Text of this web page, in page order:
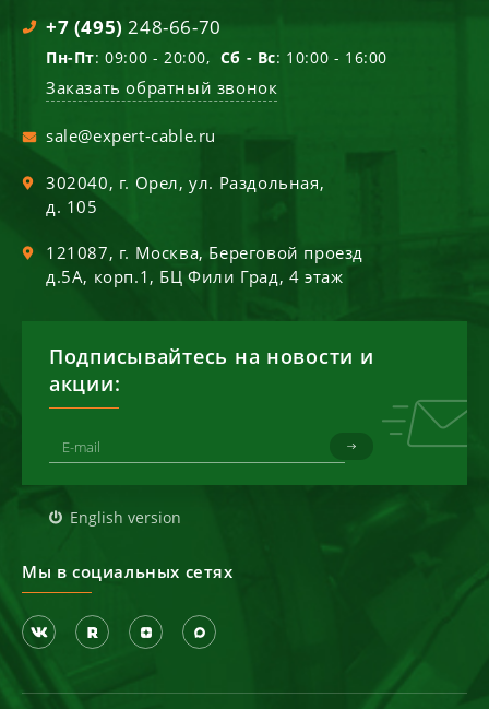
+7 (495) 248-66-70
Пн-Пт: 09:00 - 20:00, Сб - Вс: 10:00 - 16:00
Заказать обратный звонок
sale@expert-cable.ru
302040, г. Орел,ул. Раздольная,
д. 105
121087, г. Москва, Береговой проезд
д.5А, корп.1, БЦ Фили Град, 4 этаж
Подписывайтесь на новости и
акции:
English version
Мы в социальных сетях